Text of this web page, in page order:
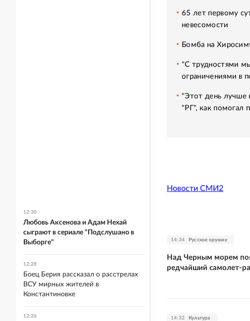
65 лет первому
невесомости
Бомба на
"С трудностями
ограничениями в
"Этот день лучше
"РГ", как помогал
Новости СМИ2
14:34 Русское оружие
Над Черным морем
редчайший самолет-
14:32 Культура
12:30
Любовь Аксенова и Адам Нехай
сыграют в сериале "Подслушано в
Выборге"
12:28
Боец Берия рассказал о расстрелах
ВСУ мирных жителей в
Константиновке
12:26